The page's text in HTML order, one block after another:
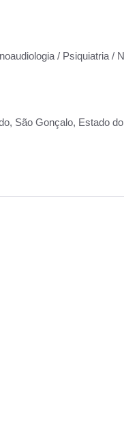
/ Psiquiatria /
São Gonçalo, Estado